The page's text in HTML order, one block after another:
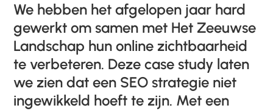
We hebben het afgelopen jaar hard
gewerkt om samen met Het Zeeuwse
Landschap hun online zichtbaarheid
te verbeteren. Deze case study laten
we zien dat een SEO strategie niet
ingewikkeld hoeft te zijn. Met een